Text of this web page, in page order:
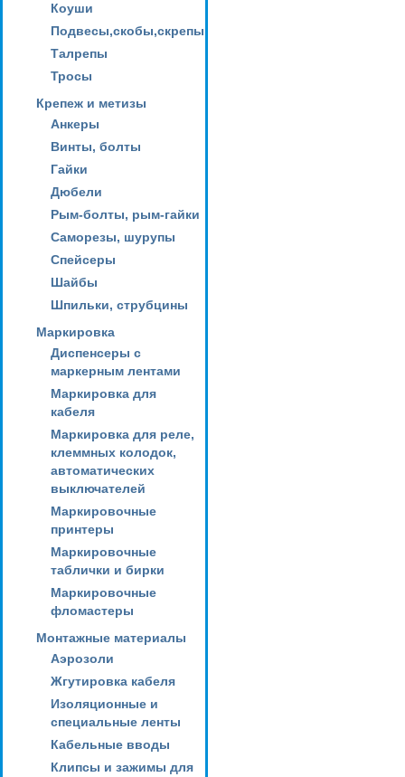
Коуши
Подвесы,скобы,скрепы
Талрепы
Тросы
Крепеж и метизы
Анкеры
Винты, болты
Гайки
Дюбели
Рым-болты, рым-гайки
Саморезы, шурупы
Спейсеры
Шайбы
Шпильки, струбцины
Маркировка
Диспенсеры с
маркерным лентами
Маркировка для
кабеля
Маркировка для реле,
клеммных колодок,
автоматических
выключателей
Маркировочные
принтеры
Маркировочные
таблички и бирки
Маркировочные
фломастеры
Монтажные материалы
Аэрозоли
Жгутировка кабеля
Изоляционные и
специальные ленты
Кабельные вводы
Клипсы и зажимы для